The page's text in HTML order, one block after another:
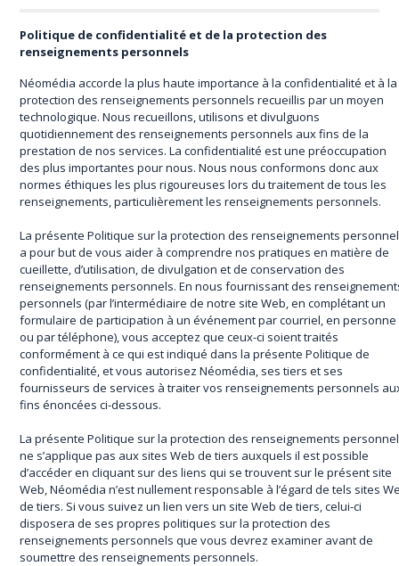
Politique de confidentialité et de la protection des
renseignements personnels
Néomédia accorde la plus haute importance à la confidentialité et à la
protection des renseignements personnels recueillis par un moyen
technologique. Nous recueillons, utilisons et divulguons
quotidiennement des renseignements personnels aux fins de la
prestation de nos services. La confidentialité est une préoccupation
des plus importantes pour nous. Nous nous conformons donc aux
normes éthiques les plus rigoureuses lors du traitement de tous les
renseignements, particulièrement les renseignements personnels.
La présente Politique sur la protection des renseignements
a pour but de vous aider à comprendre nos pratiques en matière de
cueillette, d’utilisation, de divulgation et de conservation des
renseignements personnels. En nous fournissant des
personnels (par l’intermédiaire de notre site Web, en complétant un
formulaire de participation à un événement par courriel, en personne
ou par téléphone), vous acceptez que ceux-ci soient traités
conformément à ce qui est indiqué dans la présente Politique de
confidentialité, et vous autorisez Néomédia, ses tiers et ses
fournisseurs de services à traiter vos renseignements personnels
fins énoncées ci-dessous.
La présente Politique sur la protection des renseignements
ne s’applique pas aux sites Web de tiers auxquels il est possible
d’accéder en cliquant sur des liens qui se trouvent sur le présent site
Web, Néomédia n’est nullement responsable à l’égard de tels sites
de tiers. Si vous suivez un lien vers un site Web de tiers, celui-ci
disposera de ses propres politiques sur la protection des
renseignements personnels que vous devrez examiner avant de
soumettre des renseignements personnels.